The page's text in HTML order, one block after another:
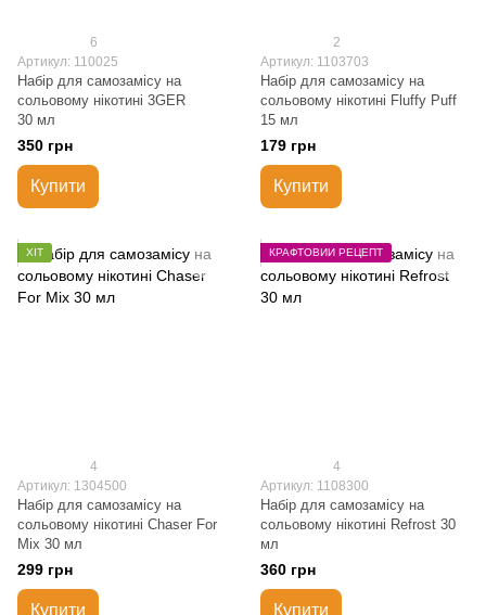
6
Артикул: 110025
Набір для самозамісу на
сольовому нікотині 3GER
30 мл
350 грн
Купити
2
Артикул: 1103703
Набір для самозамісу на
сольовому нікотині Fluffy Puff
15 мл
179 грн
Купити
ХІТ
4
Артикул: 1304500
Набір для самозамісу на
сольовому нікотині Chaser For
Mix 30 мл
299 грн
Купити
КРАФТОВИЙ РЕЦЕПТ
4
Артикул: 1108300
Набір для самозамісу на
сольовому нікотині Refrost 30
мл
360 грн
Купити